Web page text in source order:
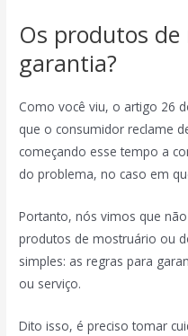
Os produtos
garantia?
Como você viu, o artigo 26
que o consumidor reclame
começando esse tempo a
do problema, no caso em
Portanto, nós vimos que
produtos de mostruário ou
simples: as regras para
ou serviço.
Dito isso, é preciso tomar